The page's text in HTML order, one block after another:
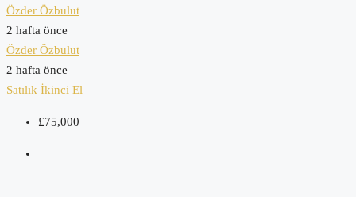
Özder Özbulut
2 hafta önce
Özder Özbulut
2 hafta önce
Satılık İkinci El
£75,000